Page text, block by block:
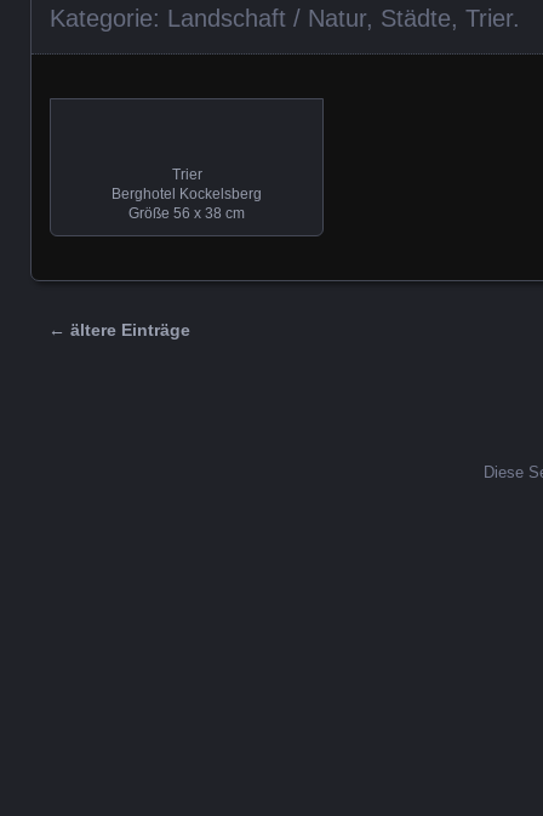
Kategorie: Landschaft / Natur, Städte, Trier.
Trier
Berghotel Kockelsberg
Größe 56 x 38 cm
← ältere Einträge
Diese